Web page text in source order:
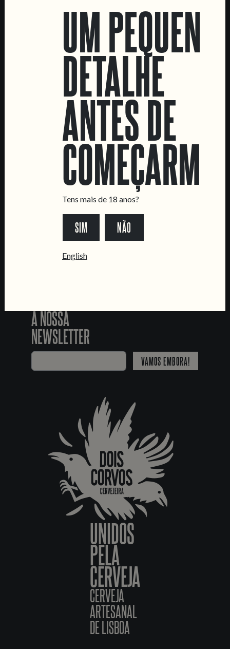
Quero vender as vossas cervejas!
Tours e eventos privados
Livro de Reclamações
À NOSSA
NEWSLETTER
VAMOS EMBORA!
UNIDOS
PELA
CERVEJA
CERVEJA
ARTESANAL
DE LISBOA
UM PEQUENO
DETALHE
ANTES DE
Tens mais de 18 anos?
SIM NÃO
English